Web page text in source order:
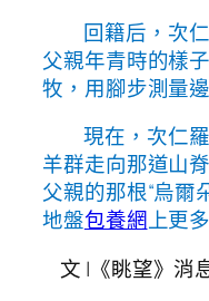
回籍后，次
父親年青時的樣
牧，用腳步測量
現在，次仁
羊群走向那道山
父親的那根“烏爾
地盤包養網上更
文 |《眺望》消